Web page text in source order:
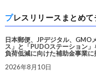
プレスリリースまとめ
日本郵便、JPデジタル、GMO
ス」と「PUDOステーション
負荷低減に向けた補助金事業に
2026年8月10日